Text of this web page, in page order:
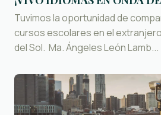
Tuvimos la oportunidad de
cursos escolares en el
del Sol. Ma. Ángeles León Lamb...